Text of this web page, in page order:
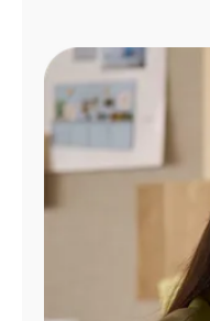
Administrar
cuenta
Encuentra
tienda